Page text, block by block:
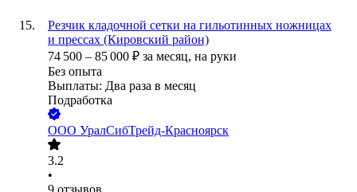
Резчик кладочной сетки на гильотинных ножницах
и прессах (Кировский район)
74 500 – 85 000 ₽ за месяц, на руки
Без опыта
Выплаты: Два раза в месяц
Подработка
ООО УралСибТрейд-Красноярск
3.2
•